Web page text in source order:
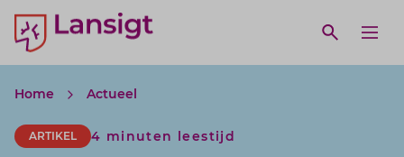
Lansigt Accountants logo
Open
search website
Home Actueel
ARTIKEL 4 minuten leestijd